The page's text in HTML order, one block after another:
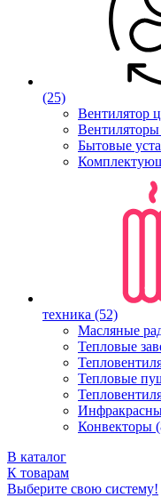
(25)
Вентилятор
Бытовые
техника (52)
Масляные
Тепловые
Тепловые
Конвекторы
В каталог
К товарам
Выберите свою систему!